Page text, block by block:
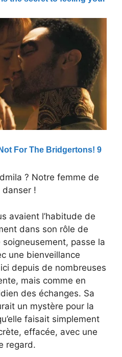
? Notre femme de
danser !
avaient l’habitude de
dans son rôle de
passe la
une bienveillance
depuis de nombreuses
mais comme en
des échanges. Sa
un mystère pour la
faisait simplement
effacée, avec une
regard.